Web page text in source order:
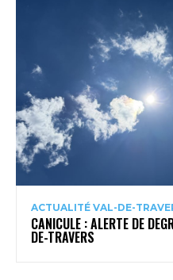
ACTUALITÉ VAL-DE-
CANICULE : ALERTE DE
DE-TRAVERS